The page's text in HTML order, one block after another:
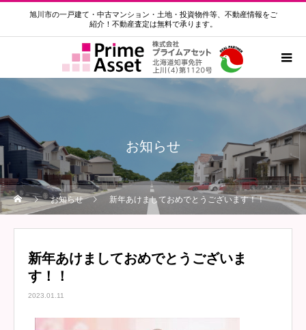
旭川市の一戸建て・中古マンション・土地・投資物件等、不動産情報をご
紹介！不動産査定は無料で承ります。
お知らせ
お知らせ 新年あけましておめでとうございます！！
新年あけましておめでとうございま
す！！
2023.01.11